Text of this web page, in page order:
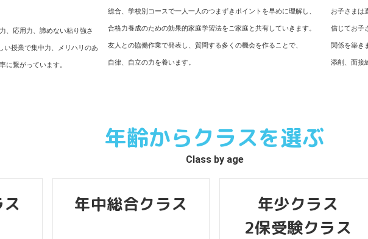
、応用力、諦めない粘り強さ
い授業で集中力、メリハリのあ
に繋がっています。
総合、学校別コースで一人一人のつまずきポイントを早めに理解し、
合格力養成のための効果的家庭学習法をご家庭と共有していきます。
友人との協働作業で発表し、質問する多くの機会を作ることで、
自律、自立の力を養います。
お子さまは
信じてお子
関係を築き
添削、面接
年齢からクラスを選ぶ
Class by age
年中総合クラス
年少クラス
2保受験クラス